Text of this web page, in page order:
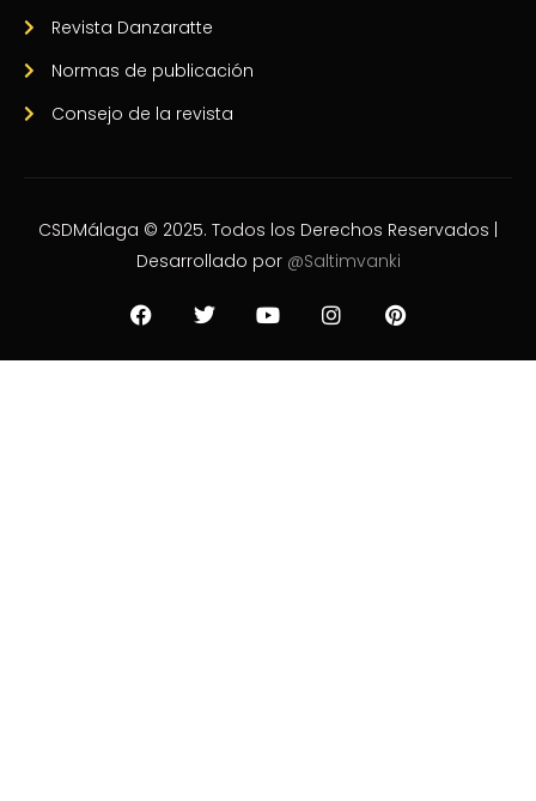
Revista Danzaratte
Normas de publicación
Consejo de la revista
CSDMálaga © 2025. Todos los Derechos Reservados |
Desarrollado por @Saltimvanki